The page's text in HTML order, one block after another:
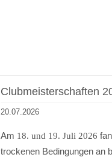
Clubmeisterschaften
20.07.2026
Am 18. und 19. Juli 2026
trockenen Bedingungen an